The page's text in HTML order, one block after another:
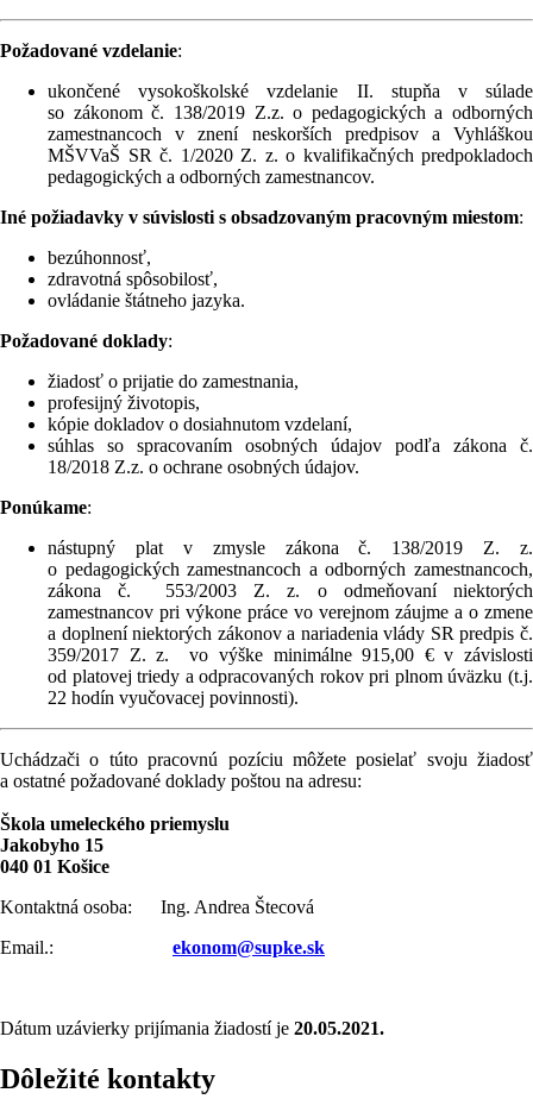
Požadované vzdelanie:
ukončené vysokoškolské vzdelanie II. stupňa v súlade
so zákonom č. 138/2019 Z.z. o pedagogických a odborných
zamestnancoch v znení neskorších predpisov a Vyhláškou
MŠVVaŠ SR č. 1/2020 Z. z. o kvalifikačných predpokladoch
pedagogických a odborných zamestnancov.
Iné požiadavky v súvislosti s obsadzovaným pracovným miestom:
bezúhonnosť,
zdravotná spôsobilosť,
ovládanie štátneho jazyka.
Požadované doklady:
žiadosť o prijatie do zamestnania,
profesijný životopis,
kópie dokladov o dosiahnutom vzdelaní,
súhlas so spracovaním osobných údajov podľa zákona č.
18/2018 Z.z. o ochrane osobných údajov.
Ponúkame:
nástupný plat v zmysle zákona č. 138/2019 Z. z.
o pedagogických zamestnancoch a odborných zamestnancoch,
zákona č. 553/2003 Z. z. o odmeňovaní niektorých
zamestnancov pri výkone práce vo verejnom záujme a o zmene
a doplnení niektorých zákonov a nariadenia vlády SR predpis č.
359/2017 Z. z. vo výške minimálne 915,00 € v závislosti
od platovej triedy a odpracovaných rokov pri plnom úväzku (t.j.
22 hodín vyučovacej povinnosti).
Uchádzači o túto pracovnú pozíciu môžete posielať svoju žiadosť
a ostatné požadované doklady poštou na adresu:
Škola umeleckého priemyslu
Jakobyho 15
040 01 Košice
Kontaktná osoba: Ing. Andrea Štecová
Email.: ekonom@supke.sk
Dátum uzávierky prijímania žiadostí je 20.05.2021.
Dôležité kontakty